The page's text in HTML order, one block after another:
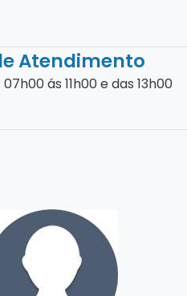
Atendimento
ás 11h00 e das 13h00